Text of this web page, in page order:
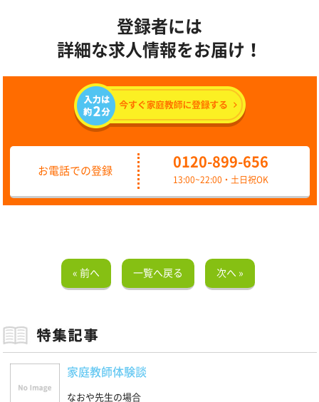
登録者には
詳細な求人情報をお届け！
お電話での登録
0120-899-656
13:00~22:00・土日祝OK
« 前へ 一覧へ戻る 次へ »
家庭教師体験談
なおや先生の場合